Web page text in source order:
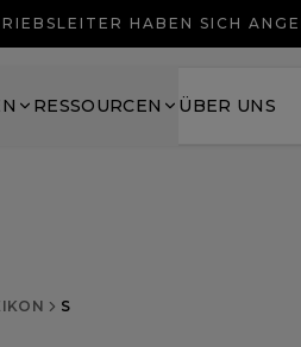
HABEN SICH
RESSOURCEN ÜBER UNS
S